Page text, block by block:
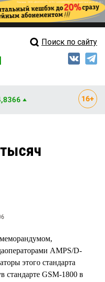
Свежий выпуск
Рейтинги
Поиск по сайту
меморандумом,
AMPS/D-
этого стандарта
стандарте GSM-1800 в